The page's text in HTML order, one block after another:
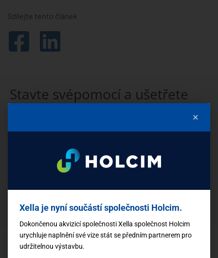
Sdílejte tento článek
Stavte svépomocí a ušetřete
Mám zájem o:
PŘIHLÁSIT SE
×
Xella je nyní součástí společnosti Holcim.
Dokončenou akvizicí společnosti Xella společnost Holcim
urychluje naplnění své vize stát se předním partnerem pro
udržitelnou výstavbu.